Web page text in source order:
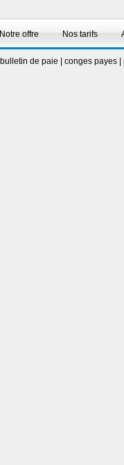
Notre offre Nos tarifs
bulletin de paie conges payes